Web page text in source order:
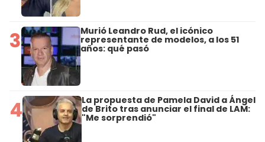
3 Murió Leandro Rud, el icónico
representante de modelos, a los 51
años: qué pasó
4 La propuesta de Pamela David a Ángel
de Brito tras anunciar el final de LAM:
"Me sorprendió"